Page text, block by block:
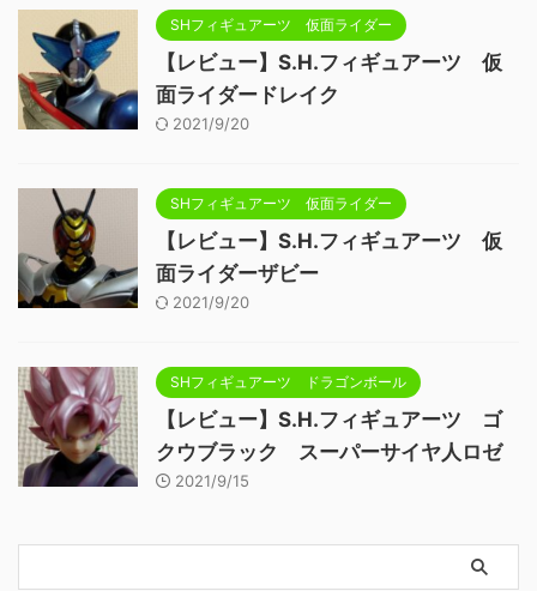
SHフィギュアーツ 仮面ライダー
【レビュー】S.H.フィギュアーツ 仮
面ライダードレイク
2021/9/20
SHフィギュアーツ 仮面ライダー
【レビュー】S.H.フィギュアーツ 仮
面ライダーザビー
2021/9/20
SHフィギュアーツ ドラゴンボール
【レビュー】S.H.フィギュアーツ ゴ
クウブラック スーパーサイヤ人ロゼ
2021/9/15